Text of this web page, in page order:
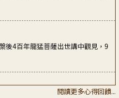
後4百年龍猛菩薩出世講中觀見，9
閱讀更多心得回饋...